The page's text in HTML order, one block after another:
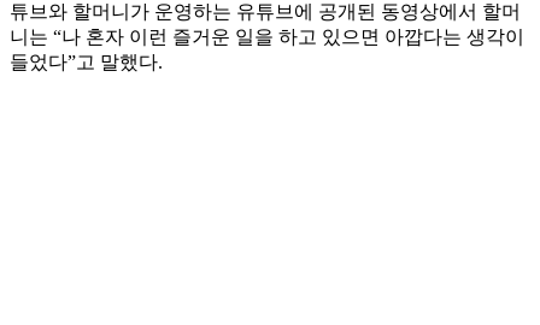
튜브와 할머니가 운영하는 유튜브에 공개된 동영상에서 할머
니는 “나 혼자 이런 즐거운 일을 하고 있으면 아깝다는 생각이
들었다”고 말했다.